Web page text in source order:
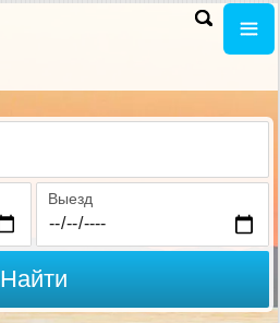
Выезд
Найти